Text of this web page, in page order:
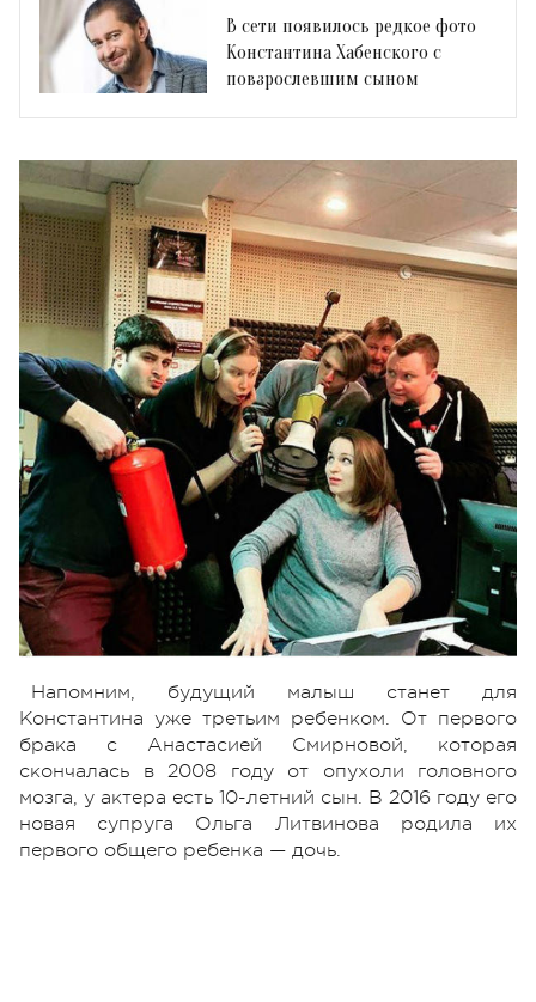
В сети появилось редкое фото
Константина Хабенского с
повзрослевшим сыном
Напомним, будущий малыш станет для
Константина уже третьим ребенком. От первого
брака с Анастасией Смирновой, которая
скончалась в 2008 году от опухоли головного
мозга, у актера есть 10-летний сын. В 2016 году его
новая супруга Ольга Литвинова родила их
первого общего ребенка — дочь.